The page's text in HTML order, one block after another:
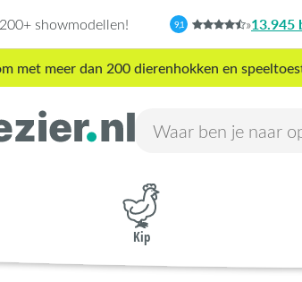
200+ showmodellen! 9,1 »13.945
met meer dan 200 dierenhokken en
Kip